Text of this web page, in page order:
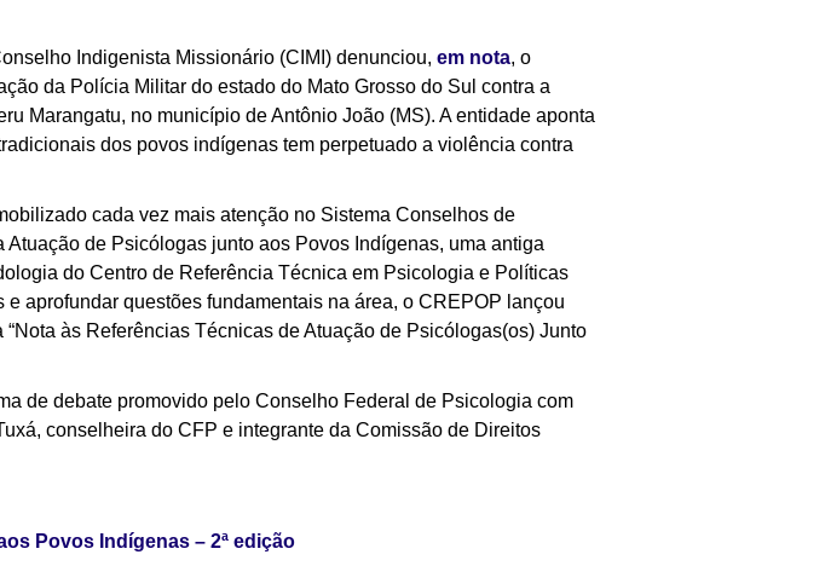
Indigenista Missionário (CIMI) denunciou, em nota, o
da Polícia Militar do estado do Mato Grosso do Sul contra a
Marangatu, no município de Antônio João (MS). A entidade aponta
dos povos indígenas tem perpetuado a violência contra
cada vez mais atenção no Sistema Conselhos de
de Psicólogas junto aos Povos Indígenas, uma antiga
do Centro de Referência Técnica em Psicologia e Políticas
aprofundar questões fundamentais na área, o CREPOP lançou
às Referências Técnicas de Atuação de Psicólogas(os) Junto
de debate promovido pelo Conselho Federal de Psicologia com
conselheira do CFP e integrante da Comissão de Direitos
Povos Indígenas – 2ª edição